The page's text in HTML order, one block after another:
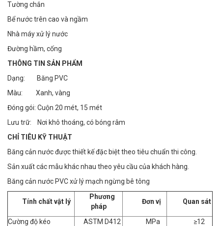
Tường chắn
Bể nước trên cao và ngầm
Nhà máy xử lý nước
Đường hầm, cống
THÔNG TIN SẢN PHẨM
Dạng: Băng PVC
Màu: Xanh, vàng
Đóng gói: Cuộn 20 mét, 15 mét
Lưu trữ: Nơi khô thoáng, có bóng râm
CHỈ TIÊU KỸ THUẬT
Băng cản nước được thiết kế đặc biệt theo tiêu chuẩn thi công.
Sản xuất các mẫu khác nhau theo yêu cầu của khách hàng.
Băng cản nước PVC xử lý mạch ngừng bê tông
Tính chất vật lý
Phương
pháp
Đơn vị Quan sát
Cường độ kéo ASTM D412 MPa
≥12